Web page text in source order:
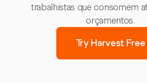
trabalhistas que consomem
orçamentos.
Try Harvest Free